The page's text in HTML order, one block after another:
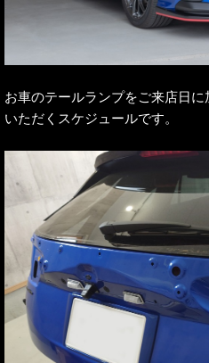
お車のテールランプをご来店日
いただくスケジュールです。